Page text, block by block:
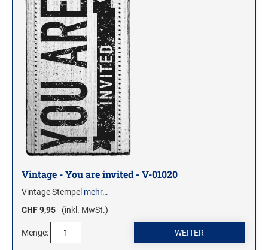
Vintage - You are invited - V-01020
Vintage Stempel mehr…
CHF 9,95
(inkl. MwSt.)
Menge: